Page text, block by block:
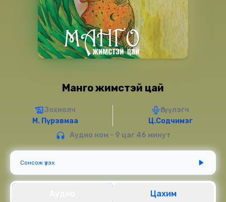
Манго жимстэй цай
Зохиолч
М. Пүрэвмаа
Өгүүлэгч
Ц.Содчимэг
Аудио ном - 9 цаг 46 минут
Сонсож үзэх
Цахим